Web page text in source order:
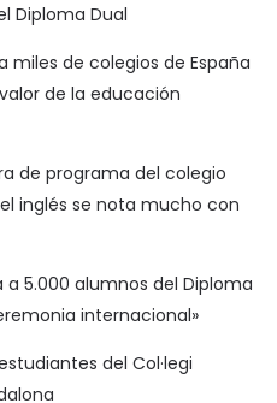
Diploma Dual
miles de colegios de España
de la educación
de programa del colegio
inglés se nota mucho con
a 5.000 alumnos del Diploma
internacional»
del Col·legi